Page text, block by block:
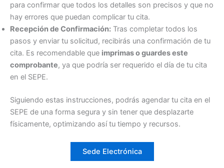
para confirmar que todos los detalles son precisos y que no
hay errores que puedan complicar tu cita.
Recepción de Confirmación: Tras completar todos los
pasos y enviar tu solicitud, recibirás una confirmación de tu
cita. Es recomendable que imprimas o guardes este
comprobante, ya que podría ser requerido el día de tu cita
en el SEPE.
Siguiendo estas instrucciones, podrás agendar tu cita en el
SEPE de una forma segura y sin tener que desplazarte
físicamente, optimizando así tu tiempo y recursos.
Sede Electrónica